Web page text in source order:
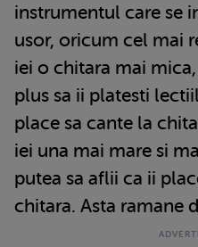
instrumentul care se
usor, oricum cel mai
iei o chitara mai
plus sa ii platesti
place sa cante la
iei una mai mare si
putea sa aflii ca ii
chitara. Asta ramane